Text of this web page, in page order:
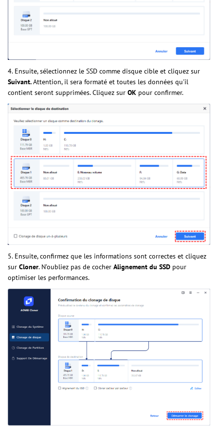
4. Ensuite, sélectionnez le SSD comme disque cible et cliquez sur
Suivant.Attention, il sera formaté et toutes les données qu'il
contient seront supprimées. Cliquez sur OK pour confirmer.
5. Ensuite, confirmez que les informations sont correctes et cliquez
sur Cloner. N’oubliez pas de cocher Alignement du SSD pour
optimiser les performances.